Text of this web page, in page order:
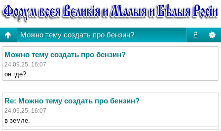
#
Можно тему создать про бензин?
Можно тему создать про бензин?
24.09.25, 16:07
он где?
Re: Можно тему создать про бензин?
24.09.25, 16:07
в земле.